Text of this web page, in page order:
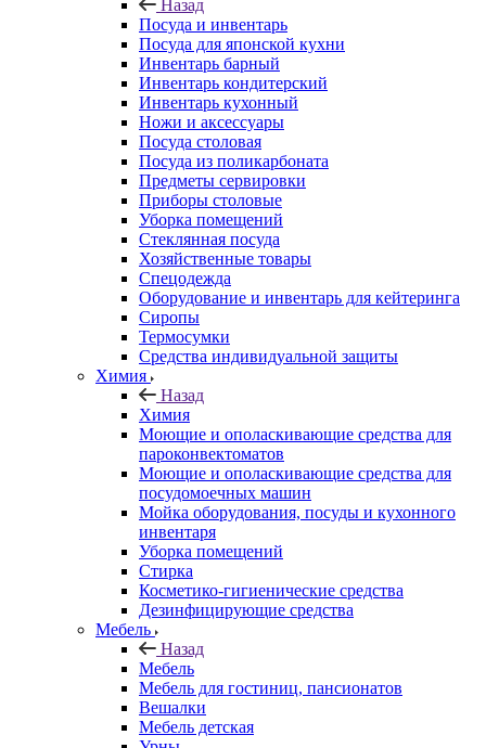
Назад
Посуда и инвентарь
Посуда для японской кухни
Инвентарь барный
Инвентарь кондитерский
Инвентарь кухонный
Ножи и аксессуары
Посуда столовая
Посуда из поликарбоната
Предметы сервировки
Приборы столовые
Уборка помещений
Стеклянная посуда
Хозяйственные товары
Спецодежда
Оборудование и инвентарь для кейтеринга
Сиропы
Термосумки
Средства индивидуальной защиты
Химия
Назад
Химия
Моющие и ополаскивающие средства для
пароконвектоматов
Моющие и ополаскивающие средства для
посудомоечных машин
Мойка оборудования, посуды и кухонного
инвентаря
Уборка помещений
Стирка
Косметико-гигиенические средства
Дезинфицирующие средства
Мебель
Назад
Мебель
Мебель для гостиниц, пансионатов
Вешалки
Мебель детская